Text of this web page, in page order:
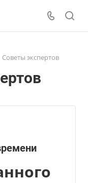
Советы экспертов